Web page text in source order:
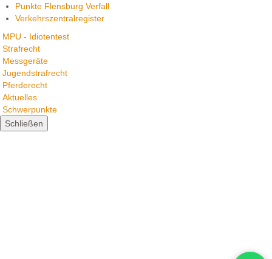
Punkte Flensburg Verfall
Verkehrszentralregister
MPU - Idiotentest
Strafrecht
Messgeräte
Jugendstrafrecht
Pferderecht
Aktuelles
Schwerpunkte
Schließen